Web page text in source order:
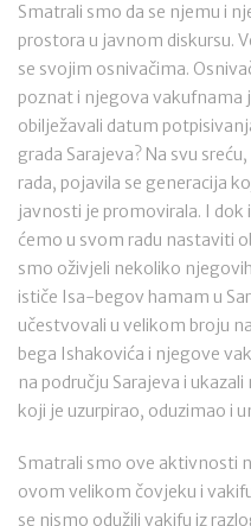
Smatrali smo da se njemu i
prostora u javnom diskursu.
se svojim osnivačima.
poznat i njegova vakufnama
obilježavali datum
grada Sarajeva? Na svu
rada, pojavila se generacija
javnosti je promovirala. I dok
ćemo u svom radu nastaviti
smo oživjeli nekoliko
ističe Isa-begov hamam u
učestvovali u velikom broju
bega Ishakovića i njegove
na području Sarajeva i
koji je uzurpirao, oduzimao i
Smatrali smo ove aktivnosti
ovom velikom čovjeku i
se nismo odužili vakifu iz